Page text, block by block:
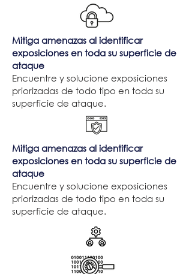
Mitiga amenazas al identificar
exposiciones en toda su superficie de
ataque
Encuentre y solucione exposiciones
priorizadas de todo tipo en toda su
superficie de ataque.
Mitiga amenazas al identificar
exposiciones en toda su superficie de
ataque
Encuentre y solucione exposiciones
priorizadas de todo tipo en toda su
superficie de ataque.